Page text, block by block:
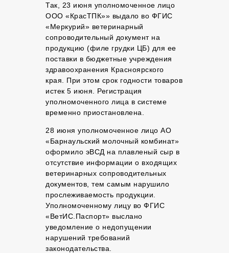
Так, 23 июня уполномоченное лицо
ООО «КрасТПК»» выдало во ФГИС
«Меркурий» ветеринарный
сопроводительный документ на
продукцию (филе грудки ЦБ) для ее
поставки в бюджетные учреждения
здравоохранения Красноярского
края. При этом срок годности товаров
истек 5 июня. Регистрация
уполномоченного лица в системе
временно приостановлена.
28 июня уполномоченное лицо АО
«Барнаульский молочный комбинат»
оформило эВСД на плавленый сыр в
отсутствие информации о входящих
ветеринарных сопроводительных
документов, тем самым нарушило
прослеживаемость продукции.
Уполномоченному лицу во ФГИС
«ВетИС.Паспорт» выслано
уведомление о недопущении
нарушений требований
законодательства.